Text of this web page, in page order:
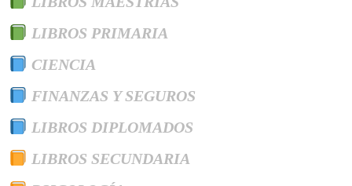
LIBROS PRIMARIA
CIENCIA
FINANZAS Y SEGUROS
LIBROS DIPLOMADOS
LIBROS SECUNDARIA